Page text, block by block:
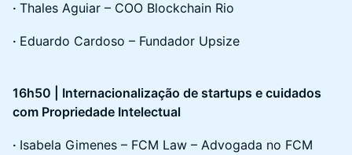
· Thales Aguiar – COO Blockchain Rio
· Eduardo Cardoso – Fundador Upsize
16h50 | Internacionalização de startups e cuidados
com Propriedade Intelectual
· Isabela Gimenes – FCM Law – Advogada no FCM